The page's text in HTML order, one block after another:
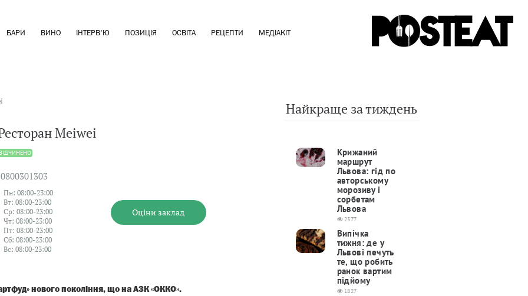
БАРИ ВИНО ІНТЕРВ'Ю ПОЗИЦІЯ ОСВІТА РЕЦЕПТИ МЕДІАКІТ
Meiwei
0800301303
Пн: 08:00-23:00
Вт: 08:00-23:00
Ср: 08:00-23:00
Чт: 08:00-23:00
Пт: 08:00-23:00
Сб: 08:00-23:00
Вс: 08:00-23:00
Оцiни заклад
нового покоління, що на АЗК «ОККО».
Найкраще за тиждень
Крижаний
маршрут
Львова: гід по
авторському
морозиву і
сорбетам
Львова
2377
Випічка
тижня: де у
Львові печуть
те, що робить
ранок вартим
підйому
1827